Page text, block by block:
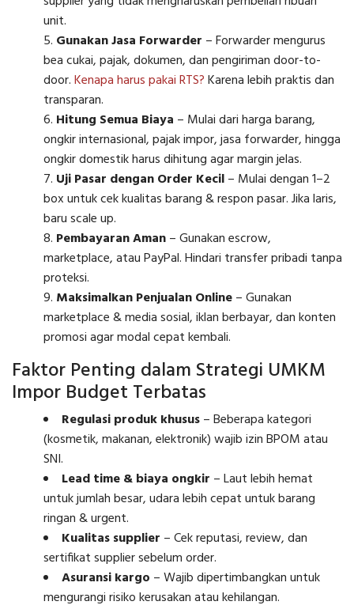
unit.
Gunakan Jasa Forwarder – Forwarder mengurus
bea cukai, pajak, dokumen, dan pengiriman door-to-
door.Kenapa harus pakai RTS?Karena lebih praktis dan
transparan.
Hitung Semua Biaya – Mulai dari harga barang,
ongkir internasional, pajak impor, jasa forwarder, hingga
ongkir domestik harus dihitung agar margin jelas.
Uji Pasar dengan Order Kecil– Mulai dengan 1–2
box untuk cek kualitas barang & respon pasar. Jika laris,
baru scale up.
Pembayaran Aman– Gunakan escrow,
marketplace, atau PayPal. Hindari transfer pribadi tanpa
proteksi.
Maksimalkan Penjualan Online– Gunakan
marketplace & media sosial, iklan berbayar, dan konten
promosi agar modal cepat kembali.
Faktor Penting dalam Strategi UMKM
Impor Budget Terbatas
Regulasi produk khusus– Beberapa kategori
(kosmetik, makanan, elektronik) wajib izin BPOM atau
SNI.
Lead time & biaya ongkir – Laut lebih hemat
untuk jumlah besar, udara lebih cepat untuk barang
ringan & urgent.
Kualitas supplier – Cek reputasi, review, dan
sertifikat supplier sebelum order.
Asuransi kargo – Wajib dipertimbangkan untuk
mengurangi risiko kerusakan atau kehilangan.